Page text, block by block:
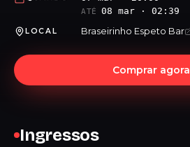
ATÉ 08 mar · 02:39
LOCAL Braseirinho Espeto Bar
Comprar agora
Ingressos